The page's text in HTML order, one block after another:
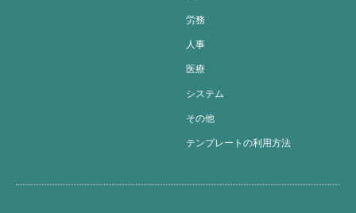
労務
人事
医療
システム
その他
テンプレートの利用方法